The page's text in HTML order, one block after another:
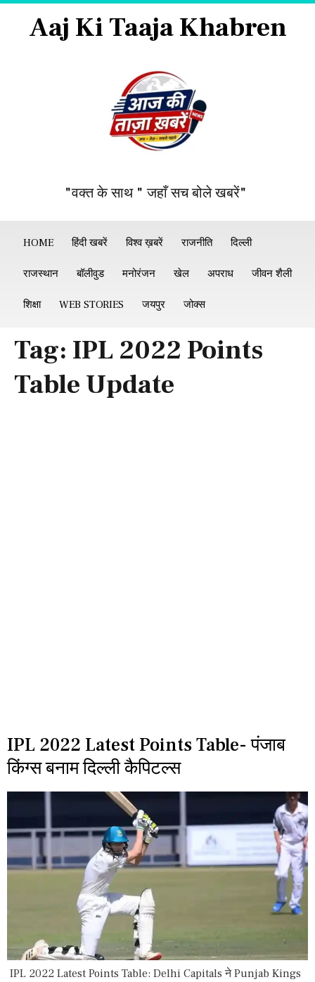
Aaj Ki Taaja Khabren
"वक्त के साथ " जहाँ सच बोले खबरें"
HOME हिंदी खबरें विश्व ख़बरें राजनीति दिल्ली
राजस्थान बॉलीवुड मनोरंजन खेल अपराध जीवन शैली
शिक्षा WEB STORIES जयपुर जोक्स
Tag: IPL 2022 Points
Table Update
IPL 2022 Latest Points Table- पंजाब
किंग्स बनाम दिल्ली कैपिटल्स
IPL 2022 Latest Points Table: Delhi Capitals ने Punjab Kings